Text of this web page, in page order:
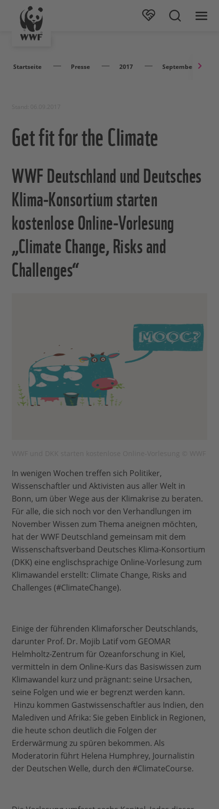
Startseite Presse 2017 September
Get fit for the Climate
WWF Deutschland und Deutsches
Klima-Konsortium starten
kostenlose Online-Vorlesung
„Climate Change, Risks and
Challenges“
In wenigen Wochen treffen sich Politiker,
Wissenschaftler und Aktivisten aus aller Welt in
Bonn, um über Wege aus der Klimakrise zu beraten.
Für alle, die sich noch vor den Verhandlungen im
November Wissen zum Thema aneignen möchten,
hat der WWF Deutschland gemeinsam mit dem
Wissenschaftsverband Deutsches Klima-Konsortium
(DKK) eine englischsprachige Online-Vorlesung zum
Klimawandel erstellt: Climate Change, Risks and
Challenges (#ClimateChange).
Einige der führenden Klimaforscher Deutschlands,
darunter Prof. Dr. Mojib Latif vom GEOMAR
Helmholtz-Zentrum für Ozeanforschung in Kiel,
vermitteln in dem Online-Kurs das Basiswissen zum
Klimawandel kurz und prägnant: seine Ursachen,
seine Folgen und wie er begrenzt werden kann.
Hinzu kommen Gastwissenschaftler aus Indien, den
Malediven und Afrika: Sie geben Einblick in Regionen,
die heute schon deutlich die Folgen der
Erderwärmung zu spüren bekommen. Als
Moderatorin führt Helena Humphrey, Journalistin
der Deutschen Welle, durch den #ClimateCourse.